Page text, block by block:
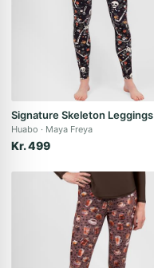
Signature Skeleton Leggings
Huabo Maya Freya
Kr. 499